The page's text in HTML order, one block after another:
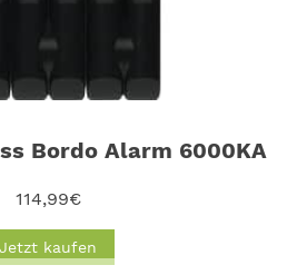
Bordo Alarm 6000KA
114,99€
Jetzt kaufen